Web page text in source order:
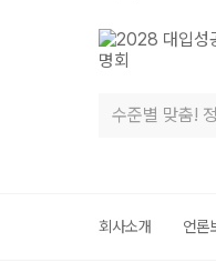
수준별 맞춤!
회사소개 언론